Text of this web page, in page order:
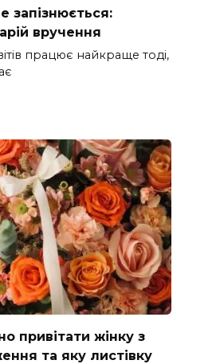
запізнюється:
вручення
працює найкраще тоді,
привітати жінку з
та яку листівку